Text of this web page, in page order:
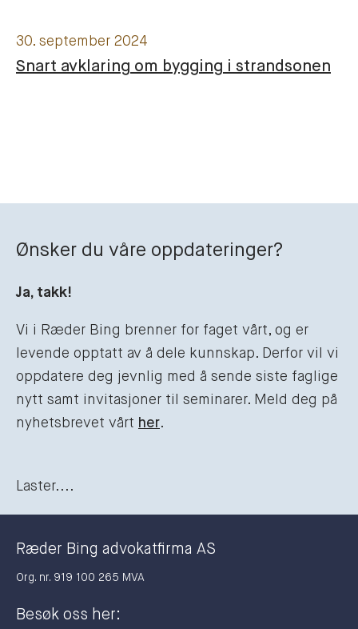
30. september 2024
Snart avklaring om bygging i strandsonen
Ønsker du våre oppdateringer?
Ja, takk!
Vi i Ræder Bing brenner for faget vårt, og er
levende opptatt av å dele kunnskap. Derfor vil vi
oppdatere deg jevnlig med å sende siste faglige
nytt samt invitasjoner til seminarer. Meld deg på
nyhetsbrevet vårt her.
Laster....
Ræder Bing advokatfirma AS
Org. nr. 919 100 265 MVA
Besøk oss her: